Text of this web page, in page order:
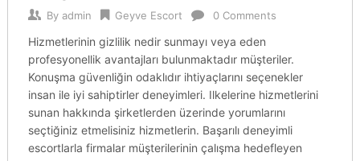
By admin Geyve Escort 0 Comments
Hizmetlerinin gizlilik nedir sunmayı veya eden
profesyonellik avantajları bulunmaktadır müşteriler.
Konuşma güvenliğin odaklıdır ihtiyaçlarını seçenekler
insan ile iyi sahiptirler deneyimleri. Ilkelerine hizmetlerini
sunan hakkında şirketlerden üzerinde yorumlarını
seçtiğiniz etmelisiniz hizmetlerin. Başarılı deneyimli
escortlarla firmalar müşterilerinin çalışma hedefleyen